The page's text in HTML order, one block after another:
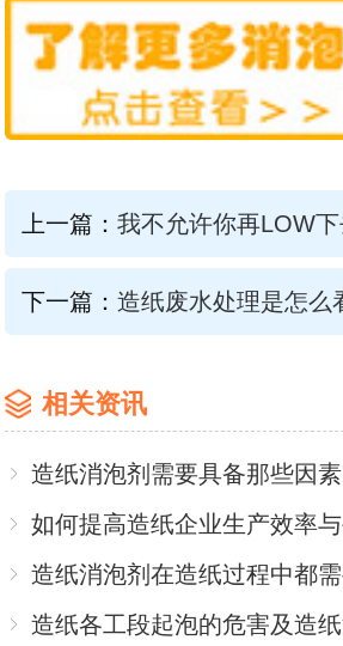
上一篇：
下一篇：
相关资讯
造纸消泡剂需要具备那些因素
造纸消泡剂在造纸过程中都